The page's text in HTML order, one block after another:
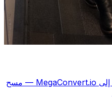
لتحويل TIFF إلى JPG، ارفع .tiff إلى MegaConvert.io — مسح